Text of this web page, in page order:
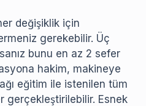
değişiklik için
gerekebilir. Üç
bunu en az 2 sefer
hakim, makineye
eğitim ile istenilen tüm
gerçekleştirilebilir. Esnek